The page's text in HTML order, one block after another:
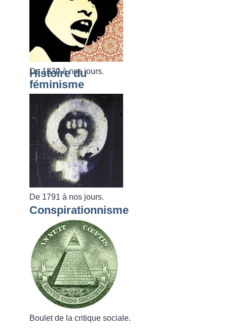
De 1830 à nos jours.
Histoire du
féminisme
De 1791 à nos jours.
Conspirationnisme
Boulet de la critique sociale.